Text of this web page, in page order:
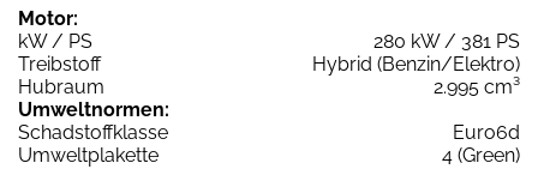
Motor:
kW / PS
280 kW / 381 PS
Treibstoff
Hybrid (Benzin/Elektro)
Hubraum
2.995 cm³
Umweltnormen:
Schadstoffklasse
Euro6d
Umweltplakette
4 (Green)